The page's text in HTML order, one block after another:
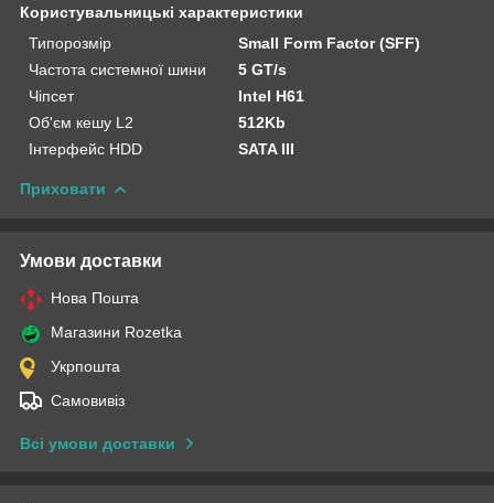
Користувальницькі характеристики
Типорозмір
Small Form Factor (SFF)
Частота системної шини
5 GT/s
Чіпсет
Intel H61
Об'єм кешу L2
512Kb
Інтерфейс HDD
SATA III
Приховати
Умови доставки
Нова Пошта
Магазини Rozetka
Укрпошта
Самовивіз
Всі умови доставки